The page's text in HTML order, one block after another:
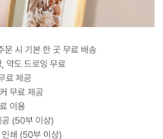
를 보완해드립니다.
우에는 업스케일링 후에도 인쇄 품질에